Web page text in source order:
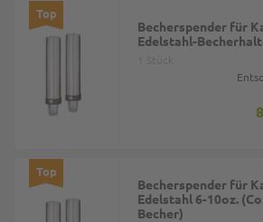
Top
Becherspender für
Edelstahl-
Top
Becherspender für
Edelstahl 6-10oz.
Becher)